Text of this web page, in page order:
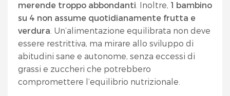
merende troppo abbondanti . Inoltre, 1 bambino
su 4 non assume quotidianamente frutta e
verdura . Un’alimentazione equilibrata non deve
essere restrittiva, ma mirare allo sviluppo di
abitudini sane e autonome, senza eccessi di
grassi e zuccheri che potrebbero
compromettere l’equilibrio nutrizionale.